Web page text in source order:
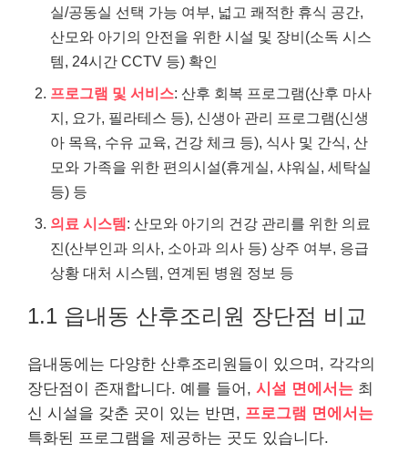
실/공동실 선택 가능 여부, 넓고 쾌적한 휴식 공간,
산모와 아기의 안전을 위한 시설 및 장비(소독 시스
템, 24시간 CCTV 등) 확인
프로그램 및 서비스: 산후 회복 프로그램(산후 마사
지, 요가, 필라테스 등), 신생아 관리 프로그램(신생
아 목욕, 수유 교육, 건강 체크 등), 식사 및 간식, 산
모와 가족을 위한 편의시설(휴게실, 샤워실, 세탁실
등) 등
의료 시스템: 산모와 아기의 건강 관리를 위한 의료
진(산부인과 의사, 소아과 의사 등) 상주 여부, 응급
상황 대처 시스템, 연계된 병원 정보 등
1.1 읍내동 산후조리원 장단점 비교
읍내동에는 다양한 산후조리원들이 있으며, 각각의
장단점이 존재합니다. 예를 들어, 시설 면에서는 최
신 시설을 갖춘 곳이 있는 반면, 프로그램 면에서는
특화된 프로그램을 제공하는 곳도 있습니다.